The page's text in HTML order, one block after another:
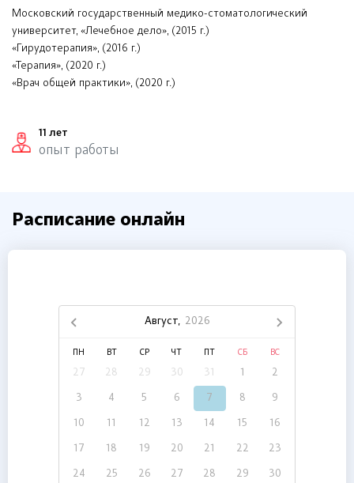
Московский государственный медико-стоматологический
университет, «Лечебное дело», (2015 г.)
«Гирудотерапия», (2016 г.)
«Терапия», (2020 г.)
«Врач общей практики», (2020 г.)
11 лет
опыт работы
Расписание онлайн
Август, 2026
ПН ВТ СР ЧТ СБ ВС
27 28 29 30 31 1 2
3 4 5 6 7 8 9
10 11 12 13 14 15 16
17 18 19 20 21 22 23
24 25 26 27 28 29 30